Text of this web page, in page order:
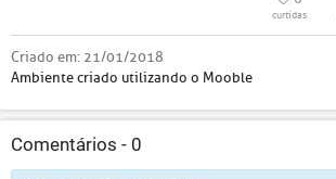
curtidas
Criado em: 21/01/2018
Ambiente criado utilizando o Mooble
Comentários - 0